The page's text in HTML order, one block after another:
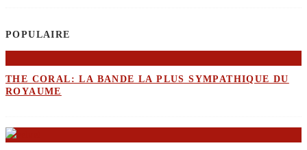
POPULAIRE
THE CORAL: LA BANDE LA PLUS SYMPATHIQUE DU
ROYAUME